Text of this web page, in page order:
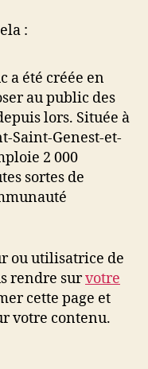
:
a été créée en
au public des
lors. Située à
Saint-Genest-et-
2 000
sortes de
ou utilisatrice de
rendre survotre
cette page et
votre contenu.